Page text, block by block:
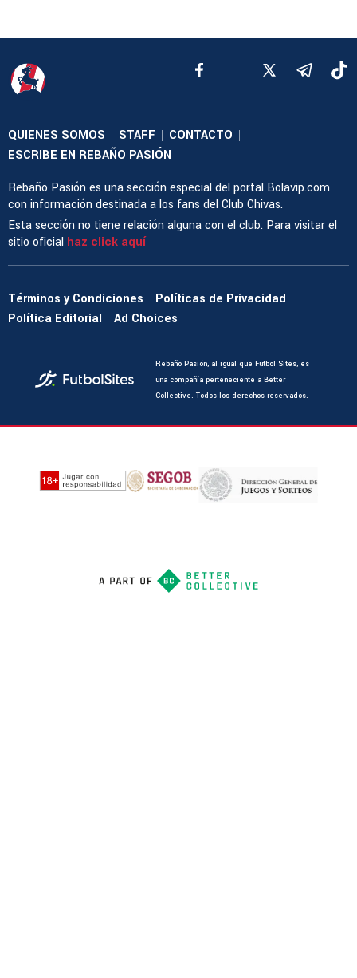
QUIENES SOMOS | STAFF | CONTACTO |
ESCRIBE EN REBAÑO PASIÓN
Rebaño Pasión es una sección especial del portal Bolavip.com
con información destinada a los fans del Club Chivas.
Esta sección no tiene relación alguna con el club. Para visitar el
sitio oficial haz click aquí
Términos y Condiciones
Políticas de Privacidad
Política Editorial
Ad Choices
Rebaño Pasión, al igual que Futbol Sites, es
una compañía perteneciente a Better
Collective. Todos los derechos reservados.